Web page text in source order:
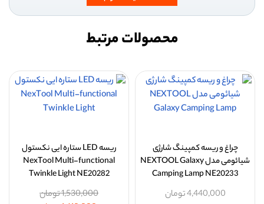
محصولات مرتبط
چراغ و ریسه کمپینگ شارژی
شیائومی مدل NEXTOOL Galaxy
Camping Lamp NE20233
4,440,000تومان
ریسه LED ستاره ایی نکستول
NexTool Multi-functional
Twinkle Light NE20282
1,530,000تومان